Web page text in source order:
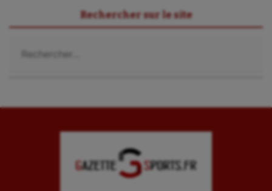
VoileRechercher sur le site